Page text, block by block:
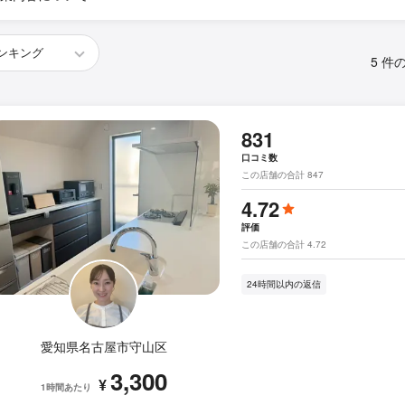
5 件
愛知県名古屋市守山区
1時間あたり ¥3,300
831
口コミ数
この店舗の合計 847
4.72
評価
この店舗の合計 4.72
24時間以内の返信